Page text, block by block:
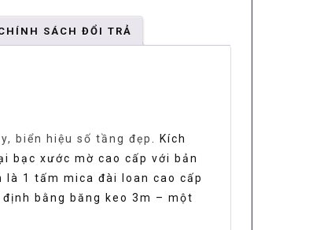
SÁCH ĐỔI TRẢ
biển hiệu số tầng đẹp. Kích
bạc xước mờ cao cấp với bản
là 1 tấm mica đài loan cao cấp
bằng băng keo 3m – một